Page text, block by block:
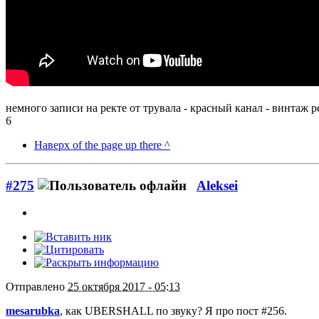
немного записи на ректе от трувала - красный канал - винтаж
6
Наверх of the page up there ^
#275 Aleksei
Отправлено 25 октября 2017 - 05:13
mesarubka, как UBERSHALL по звуку? Я про пост #256.